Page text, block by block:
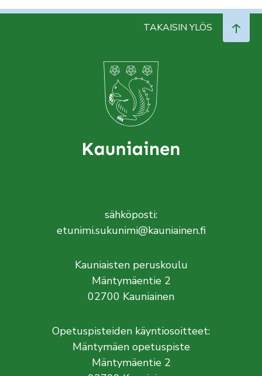
TAKAISIN YLÖS
sähköposti:
etunimi.sukunimi@kauniainen.fi
Kauniaisten peruskoulu
Mäntymäentie 2
02700 Kauniainen
Opetuspisteiden käyntiosoitteet:
Mäntymäen opetuspiste
Mäntymäentie 2